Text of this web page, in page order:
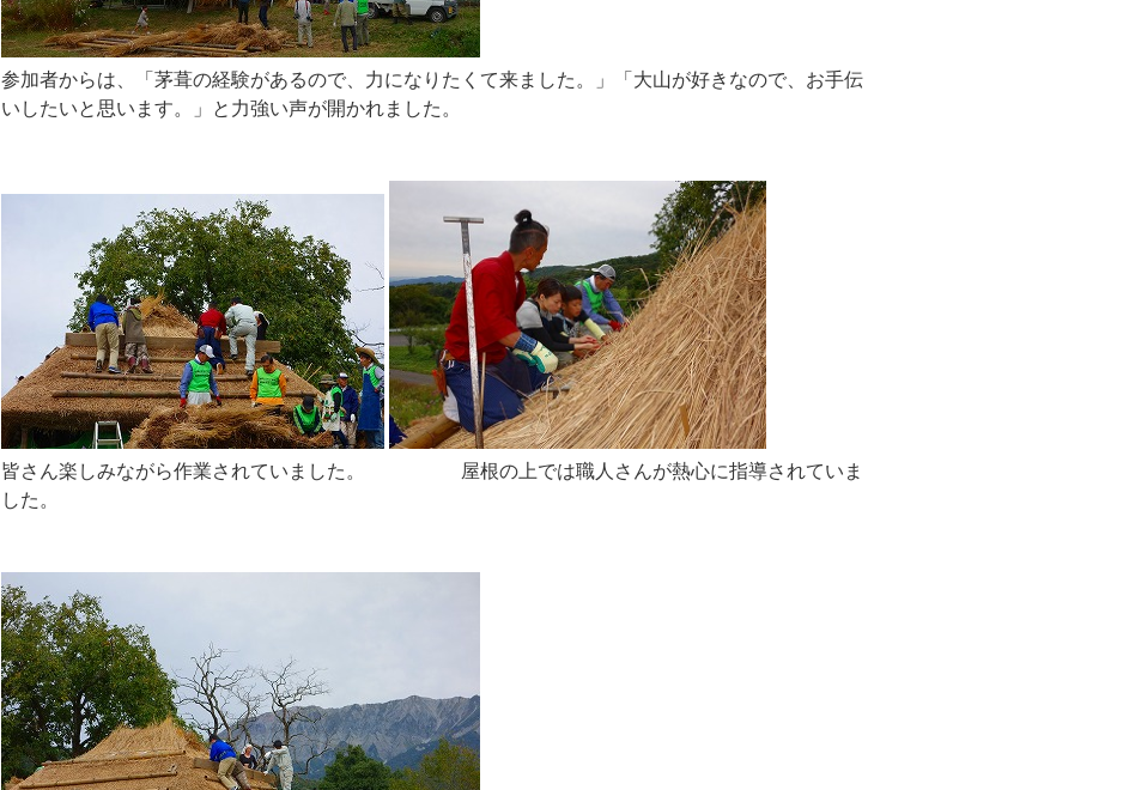
参加者からは、「茅葺の経験があるので、力になりたくて来ました。」「大山が好きなので、お手伝
いしたいと思います。」と力強い声が開かれました。
皆さん楽しみながら作業されていました。 屋根の上では職人さんが熱心に指導されていま
した。